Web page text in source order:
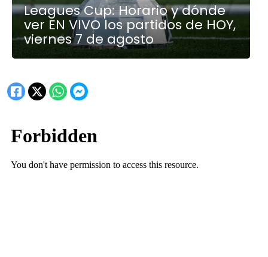
Leagues Cup: Horario y dónde
ver EN VIVO los partidos de HOY,
viernes 7 de agosto